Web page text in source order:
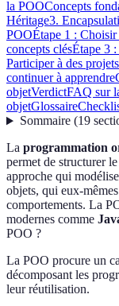
la POOConcepts
Héritage3.
POOÉtape 1 : Choisir
concepts clésÉtape 3
Participer à des
continuer à apprendre
objetVerdictFAQ sur
objetGlossaire
Sommaire(19
La programmation
permet de structurer
approche qui
objets, qui eux-
comportements. La
modernes comme
POO ?
La POO procure un
décomposant les
leur réutilisation.